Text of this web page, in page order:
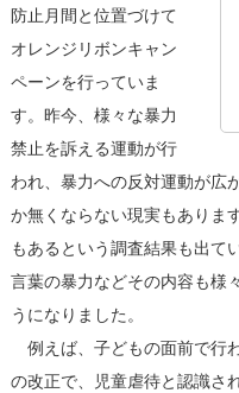
防止月間と位置づけて
オレンジリボンキャン
ペーンを行っていま
す。昨今、様々な暴力
禁止を訴える運動が行
われ、暴力への反対運動が広
か無くならない現実もありま
もあるという調査結果も出て
言葉の暴力などその内容も様
うになりました。
例えば、子どもの面前で行
の改正で、児童虐待と認識さ